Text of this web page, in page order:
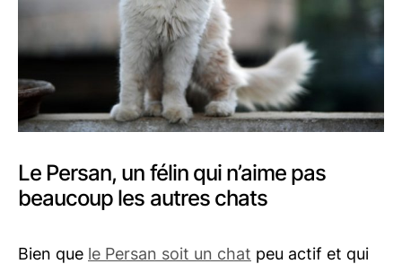
Le Persan, un félin qui n’aime pas
beaucoup les autres chats
Bien que le Persan soit un chat peu actif et qui